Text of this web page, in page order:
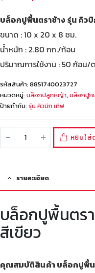
บล็อกปูพื้นตราช้าง รุ่น คิวบิ
ขนาด : 10 x 20 x 8 ซม.
น้ำหนัก : 2.80 กก./ก้อน
ปริมาณการใช้งาน : 50 ก้อน/
รหัสสินค้า:8851740023727
หมวดหมู่:บล็อกปลูกหญ้า, บล็อกปูถ
ป้ายกำกับ:รุ่น คิวบิก เทิฟ
หยิบใส่
รายละเอียด
บล็อกปูพื้นตร
สีเขียว
คุณสมบัติสินค้า บล็อกปูพื้น